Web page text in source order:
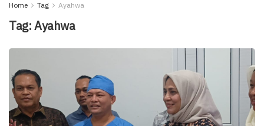
Home Tag Ayahwa
Tag:Ayahwa